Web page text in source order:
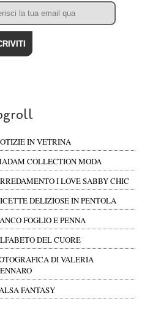
IN VETRINA
COLLECTION MODA
I LOVE SABBY CHIC
DELIZIOSE IN PENTOLA
FOGLIO E PENNA
DEL CUORE
DI VALERIA
FANTASY